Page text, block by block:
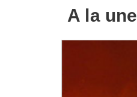
A la une